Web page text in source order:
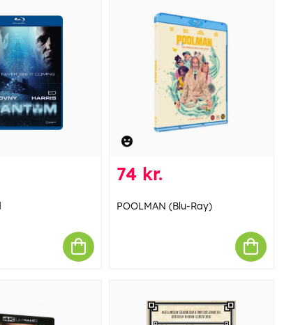
74 kr.
POOLMAN (Blu-Ray)